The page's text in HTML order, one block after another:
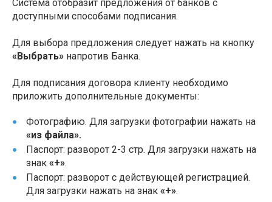
Система отобразит предложения от банков с
доступными способами подписания.
Для выбора предложения следует нажать на кнопку
«Выбрать» напротив Банка.
Для подписания договора клиенту необходимо
приложить дополнительные документы:
Фотографию. Для загрузки фотографии нажать на
«из файла».
Паспорт: разворот 2-3 стр. Для загрузки нажать на
знак «+».
Паспорт: разворот с действующей регистрацией.
Для загрузки нажать на знак «+».